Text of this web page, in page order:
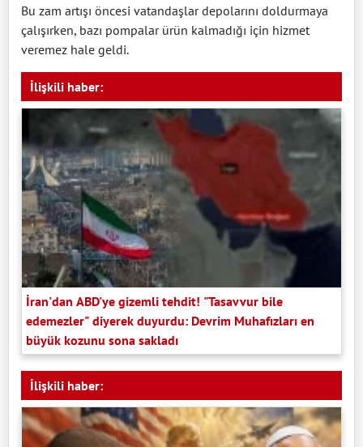
Bu zam artışı öncesi vatandaşlar depolarını doldurmaya
çalışırken, bazı pompalar ürün kalmadığı için hizmet
veremez hale geldi.
İlişkili haber:
İran'dan ABD'ye gizemli tehdit! "Tasavvur bile
edemezler" diyerek duyurdu: Devrim Muhafızları en
büyük kozunu sona sakladı
İlişkili haber: